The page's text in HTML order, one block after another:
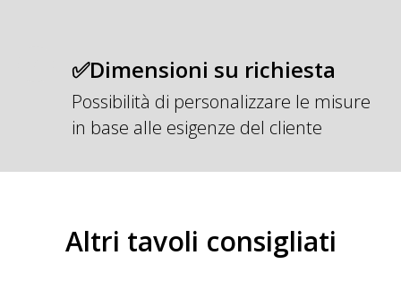
✅Dimensioni su richiesta
Possibilità di personalizzare le misure
in base alle esigenze del cliente
Altri tavoli consigliati